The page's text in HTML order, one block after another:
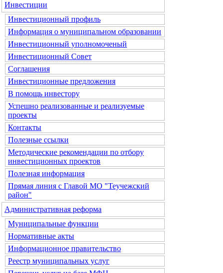
Инвестиции
Инвестиционный профиль
Информация о муниципальном образовании
Инвестиционный уполномоченый
Инвестиционный Совет
Соглашения
Инвестиционные предложения
В помощь инвестору
Успешно реализованные и реализуемые
проекты
Контакты
Полезные ссылки
Методические рекомендации по отбору
инвестиционных проектов
Полезная информация
Прямая линия с Главой МО "Теучежский
район"
Административная реформа
Муниципальные функции
Нормативные акты
Информационное правительство
Реестр муниципальных услуг